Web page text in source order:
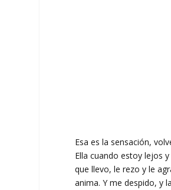
Esa es la sensación,
Ella cuando estoy lejos
que llevo, le rezo y le
anima. Y me despido, y